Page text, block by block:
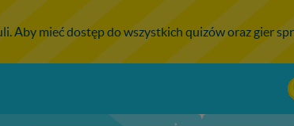
Aby mieć dostęp do wszystkich quizów oraz gier